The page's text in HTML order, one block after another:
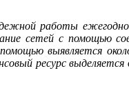
работы
сетей с помощью
выявляется
ресурс выделяется